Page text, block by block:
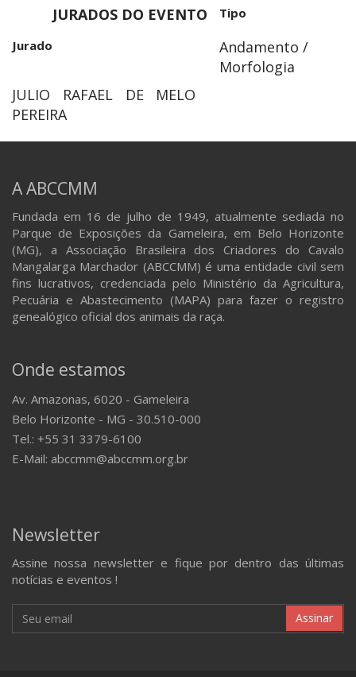
JURADOS DO EVENTO
Tipo
Jurado
Andamento /
Morfologia
JULIO RAFAEL DE MELO
PEREIRA
A ABCCMM
Fundada em 16 de julho de 1949, atualmente sediada no
Parque de Exposições da Gameleira, em Belo Horizonte
(MG), a Associação Brasileira dos Criadores do Cavalo
Mangalarga Marchador (ABCCMM) é uma entidade civil sem
fins lucrativos, credenciada pelo Ministério da Agricultura,
Pecuária e Abastecimento (MAPA) para fazer o registro
genealógico oficial dos animais da raça.
Onde estamos
Av. Amazonas, 6020 - Gameleira
Belo Horizonte - MG - 30.510-000
Tel.: +55 31 3379-6100
E-Mail: abccmm@abccmm.org.br
Newsletter
Assine nossa newsletter e fique por dentro das últimas
notícias e eventos !
Assinar